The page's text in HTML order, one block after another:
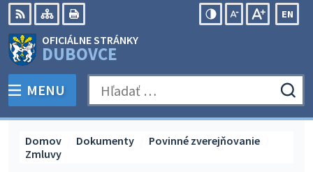
Preskočiť
na
obsah
RSS Mapa
EN
OFICIÁLNE STRÁNKY
DUBOVCE
PREPNÚŤ
MENU Hľadať:
Domov Dokumenty
Povinné zverejňovanie
Zmluvy